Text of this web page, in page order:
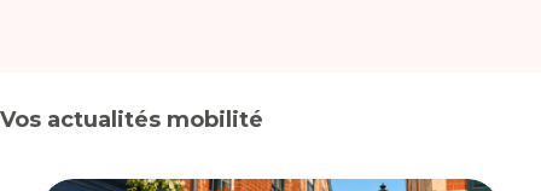
Vos actualités mobilité